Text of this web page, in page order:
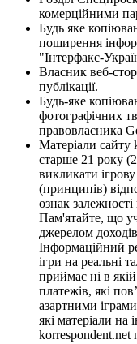
комерційними
Будь яке
поширення
"Інтерфакс-
Власник веб-
публікації.
Будь-яке
фотографічних
правовласника
Матеріали сайту
старше 21 року
викликати
(принципів)
ознак залежності
Пам'ятайте, що
джерелом
Інформаційний
ігри на реальні
приймає ні в
платежів, які
азартними
які матеріали на
korrespondent.net